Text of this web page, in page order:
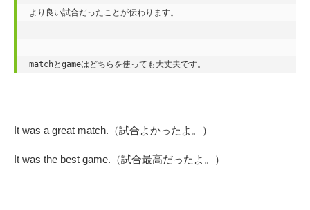
より良い試合だったことが伝わります。
matchとgameはどちらを使っても大丈夫です。
It was a great match.（試合よかったよ。）
It was the best game.（試合最高だったよ。）